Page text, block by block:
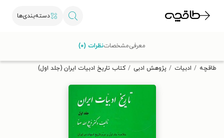
دسته‌بندی‌ها
تخفیف از طاقچه دریافت کن.
طاقچه ادبیات پژوهش ادبی کتاب تاریخ ادبیات ایران (جلد اول)
معرفیمشخصاتنظرات (۰)